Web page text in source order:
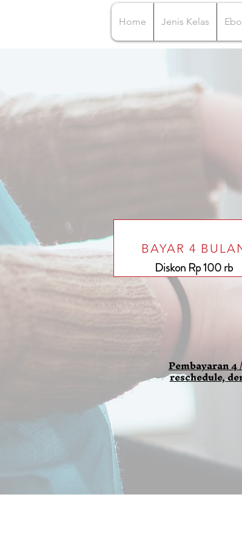
Home Jenis Kelas
BAYAR 4
Diskon Rp 100 rb
Pembayaran
reschedule,